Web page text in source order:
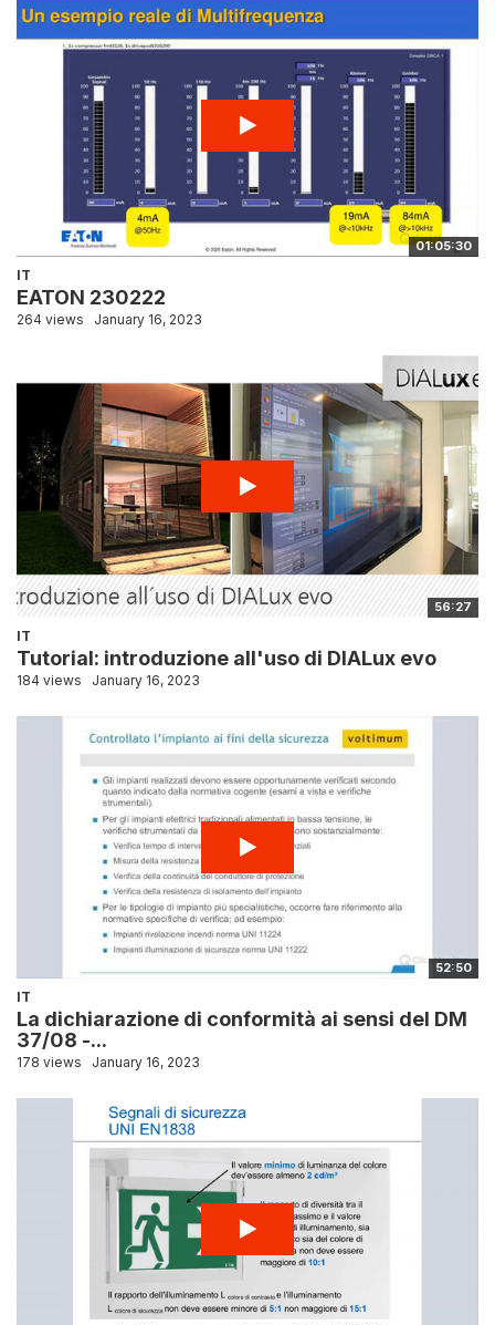
01:05:30
IT
EATON 230222
264 views January 16, 2023
56:27
IT
Tutorial: introduzione all'uso di DIALux evo
184 views January 16, 2023
52:50
IT
La dichiarazione di conformità ai sensi del DM
37/08 -...
178 views January 16, 2023